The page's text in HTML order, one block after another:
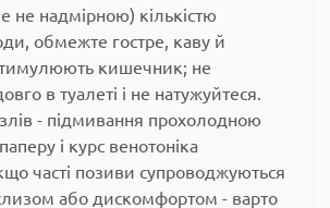
не надмірною) кількістю
обмежте гостре, каву й
кишечник; не
в туалеті і не натужуйтеся.
- підмивання прохолодною
і курс венотоніка
часті позиви супроводжуються
або дискомфортом - варто